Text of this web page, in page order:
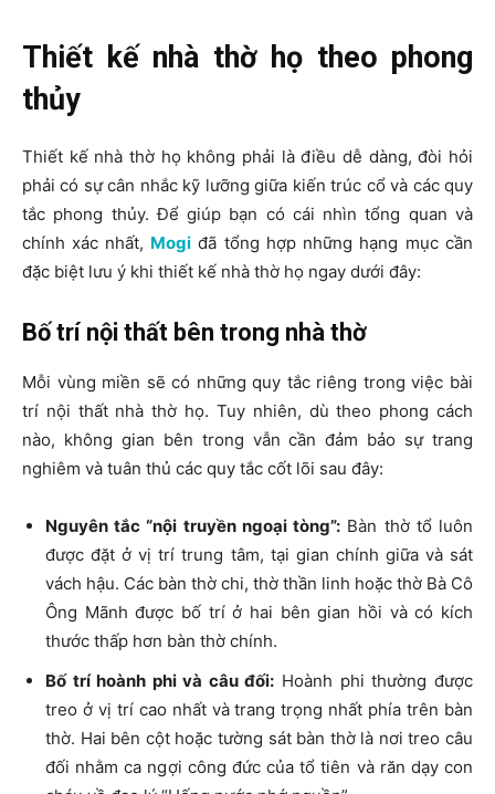
Thiết kế nhà thờ họ theo phong
thủy
Thiết kế nhà thờ họ không phải là điều dễ dàng, đòi hỏi
phải có sự cân nhắc kỹ lưỡng giữa kiến trúc cổ và các quy
tắc phong thủy. Để giúp bạn có cái nhìn tổng quan và
chính xác nhất, Mogi đã tổng hợp những hạng mục cần
đặc biệt lưu ý khi thiết kế nhà thờ họ ngay dưới đây:
Bố trí nội thất bên trong nhà thờ
Mỗi vùng miền sẽ có những quy tắc riêng trong việc bài
trí nội thất nhà thờ họ. Tuy nhiên, dù theo phong cách
nào, không gian bên trong vẫn cần đảm bảo sự trang
nghiêm và tuân thủ các quy tắc cốt lõi sau đây:
Nguyên tắc “nội truyền ngoại tòng”: Bàn thờ tổ luôn
được đặt ở vị trí trung tâm, tại gian chính giữa và sát
vách hậu. Các bàn thờ chi, thờ thần linh hoặc thờ Bà Cô
Ông Mãnh được bố trí ở hai bên gian hồi và có kích
thước thấp hơn bàn thờ chính.
Bố trí hoành phi và câu đối: Hoành phi thường được
treo ở vị trí cao nhất và trang trọng nhất phía trên bàn
thờ. Hai bên cột hoặc tường sát bàn thờ là nơi treo câu
đối nhằm ca ngợi công đức của tổ tiên và răn dạy con